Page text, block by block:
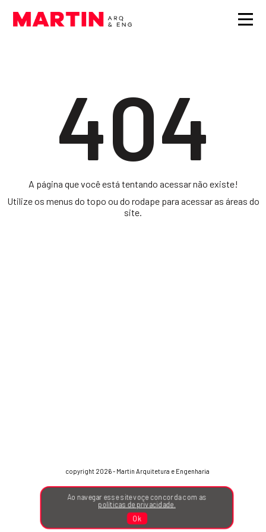
404
A página que você está tentando acessar não existe!
Utilize os menus do topo ou do rodape para acessar as áreas do
site.
Ao navegar esse site voçe concorda com as
políticas de privacidade.
Ok
copyright 2026 - Martin Arquitetura e Engenharia